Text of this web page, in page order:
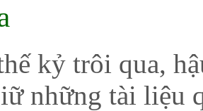
kỷ trôi qua,
những tài liệu